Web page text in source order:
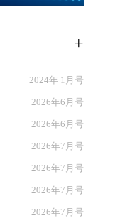
+
2024年 1月号
2026年6月号
2026年6月号
2026年7月号
2026年7月号
2026年7月号
2026年7月号